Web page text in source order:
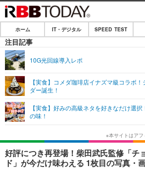
ホーム
IT・デジタル
ネタ
ショッピング
SPEED TEST
エンタメ
エンタメTOP
音楽
ライフ
ライフTOP
ペット
リリース一覧
プッシュ通知の停止方法
ホーム IT・デジタル SPEED TEST
注目記事
10G光回線導入レポ
【実食】コメダ珈琲店イナズマ級コラボ
ダー誕生！
【実食】好みの高級ネタを好きなだけ選
の味！
好評につき再登場！柴田武氏監修「チ
ド」が今だけ味わえる 1枚目の写真・